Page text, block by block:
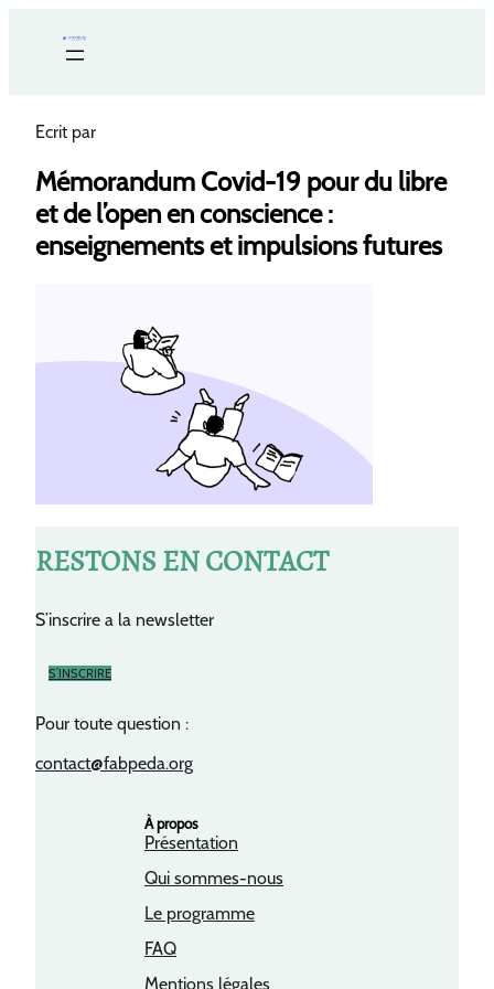
Ecrit par
Mémorandum Covid-19 pour du libre
et de l’open en conscience :
enseignements et impulsions futures
RESTONS EN CONTACT
S’inscrire a la newsletter
S’INSCRIRE
Pour toute question :
contact@fabpeda.org
À propos
Présentation
Qui sommes-nous
Le programme
FAQ
Mentions légales